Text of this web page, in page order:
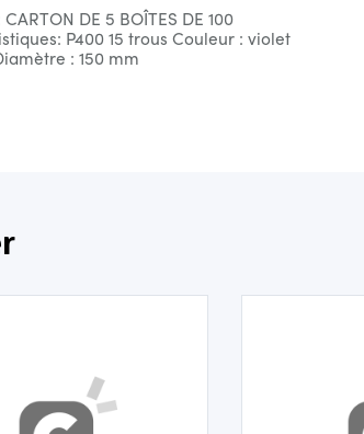
DE 5 BOÎTES DE 100
P400 15 trous Couleur : violet
: 150 mm